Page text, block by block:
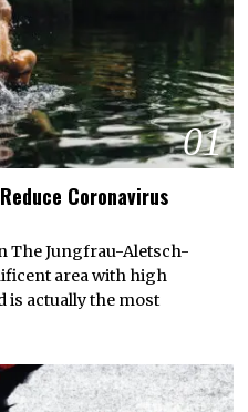
01
Coronavirus
The Jungfrau-Aletsch-
area with high
is actually the most